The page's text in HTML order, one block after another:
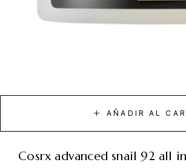
AÑADIR AL
cosrx advanced snail 92 all